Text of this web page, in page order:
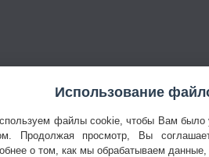
Использование
файлы cookie, чтобы Вам было
Продолжая просмотр, Вы
о том, как мы обрабатываем